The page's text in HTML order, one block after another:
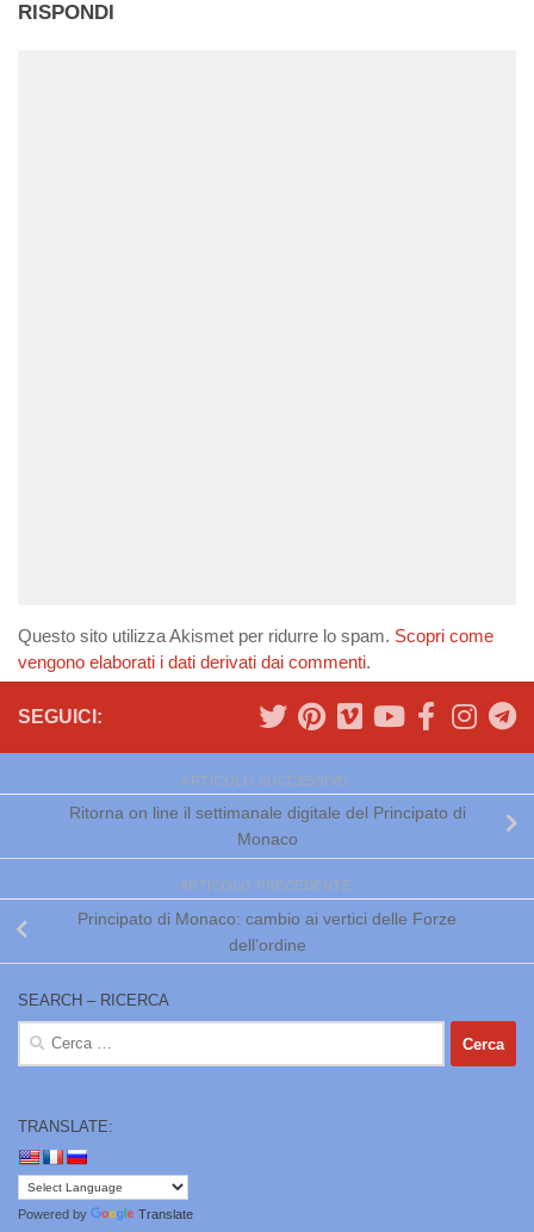
RISPONDI
Questo sito utilizza Akismet per ridurre lo spam. Scopri come
vengono elaborati i dati derivati dai commenti.
SEGUICI:
ARTICOLO SUCCESSIVO
Ritorna on line il settimanale digitale del Principato di
Monaco
ARTICOLO PRECEDENTE
Principato di Monaco: cambio ai vertici delle Forze
dell’ordine
SEARCH – RICERCA
Ricerca
TRANSLATE:
Powered by Translate